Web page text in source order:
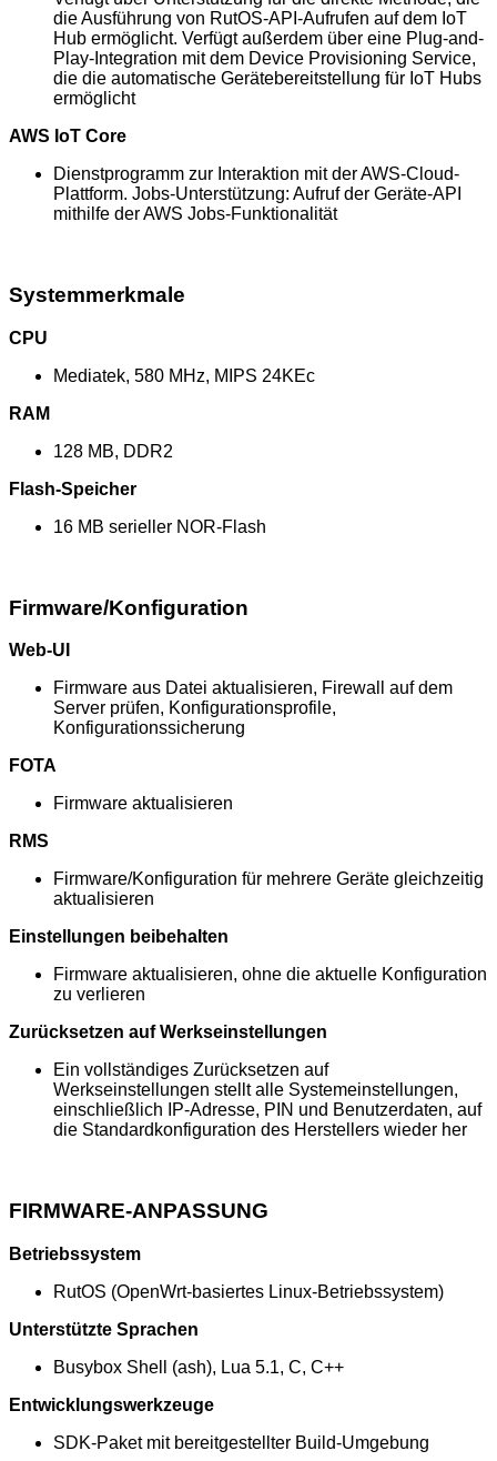
die Ausführung von RutOS-API-Aufrufen auf dem IoT
Hub ermöglicht. Verfügt außerdem über eine Plug-and-
Play-Integration mit dem Device Provisioning Service,
die die automatische Gerätebereitstellung für IoT Hubs
ermöglicht
AWS IoT Core
Dienstprogramm zur Interaktion mit der AWS-Cloud-
Plattform. Jobs-Unterstützung: Aufruf der Geräte-API
mithilfe der AWS Jobs-Funktionalität
Systemmerkmale
CPU
Mediatek, 580 MHz, MIPS 24KEc
RAM
128 MB, DDR2
Flash-Speicher
16 MB serieller NOR-Flash
Firmware/Konfiguration
Web-UI
Firmware aus Datei aktualisieren, Firewall auf dem
Server prüfen, Konfigurationsprofile,
Konfigurationssicherung
FOTA
Firmware aktualisieren
RMS
Firmware/Konfiguration für mehrere Geräte gleichzeitig
aktualisieren
Einstellungen beibehalten
Firmware aktualisieren, ohne die aktuelle Konfiguration
zu verlieren
Zurücksetzen auf Werkseinstellungen
Ein vollständiges Zurücksetzen auf
Werkseinstellungen stellt alle Systemeinstellungen,
einschließlich IP-Adresse, PIN und Benutzerdaten, auf
die Standardkonfiguration des Herstellers wieder her
FIRMWARE-ANPASSUNG
Betriebssystem
RutOS (OpenWrt-basiertes Linux-Betriebssystem)
Unterstützte Sprachen
Busybox Shell (ash), Lua 5.1, C, C++
Entwicklungswerkzeuge
SDK-Paket mit bereitgestellter Build-Umgebung